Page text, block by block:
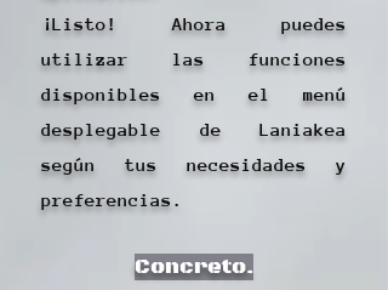
¡Listo! Ahora puedes
utilizar las funciones
disponibles en el menú
desplegable de Laniakea
según tus necesidades y
preferencias.
Concreto.